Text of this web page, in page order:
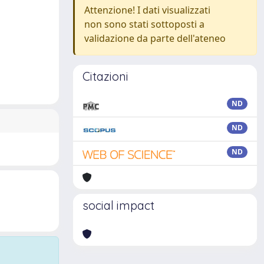
Attenzione! I dati visualizzati
non sono stati sottoposti a
validazione da parte dell'ateneo
Citazioni
ND
ND
ND
social impact